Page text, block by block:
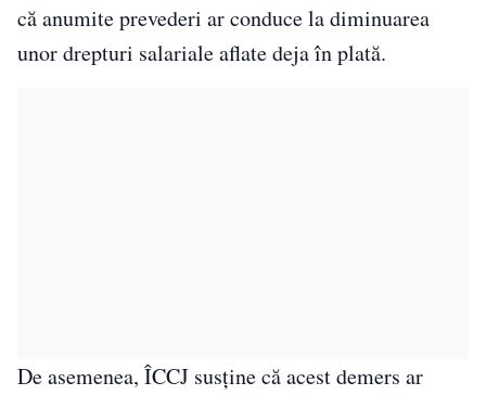
că anumite prevederi ar conduce la diminuarea
unor drepturi salariale aflate deja în plată.
De asemenea, ÎCCJ susține că acest demers ar